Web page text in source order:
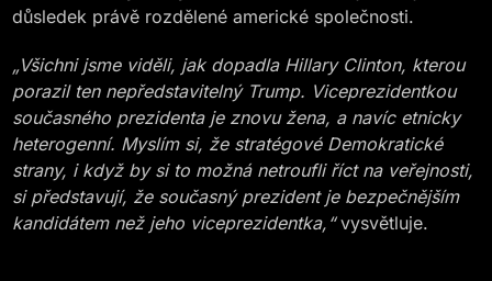
důsledek právě rozdělené americké společnosti.
„Všichni jsme viděli, jak dopadla Hillary Clinton, kterou
porazil ten nepředstavitelný Trump. Viceprezidentkou
současného prezidenta je znovu žena, a navíc etnicky
heterogenní. Myslím si, že stratégové Demokratické
strany, i když by si to možná netroufli říct na veřejnosti,
si představují, že současný prezident je bezpečnějším
kandidátem než jeho viceprezidentka,“vysvětluje.